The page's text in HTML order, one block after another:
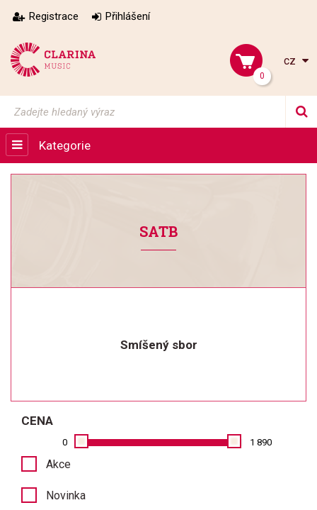
Registrace Přihlášení
0
cz
Kategorie
SATB
Smíšený sbor
CENA
0 1 890
Akce
Novinka